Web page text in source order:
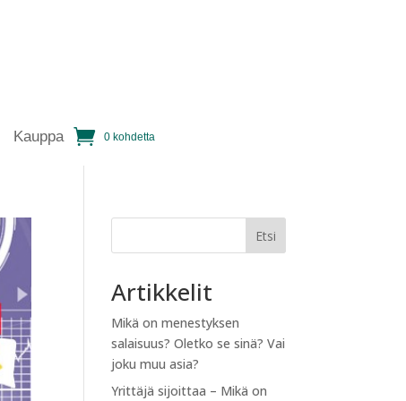
Kauppa 0 kohdetta
Etsi
Artikkelit
Mikä on menestyksen
salaisuus? Oletko se sinä? Vai
joku muu asia?
Yrittäjä sijoittaa – Mikä on